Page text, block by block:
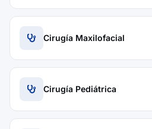
Cirugía Maxilofacial
Cirugía Pediátrica